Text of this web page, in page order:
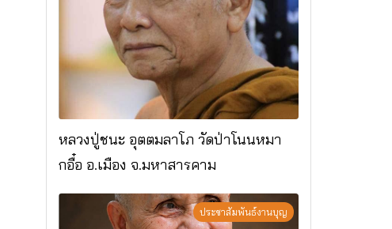
หลวงปู่ชนะ อุตตมลาโภ วัดป่าโนนหมา
กอื๋อ อ.เมือง จ.มหาสารคาม
ประชาสัมพันธ์งานบุญ